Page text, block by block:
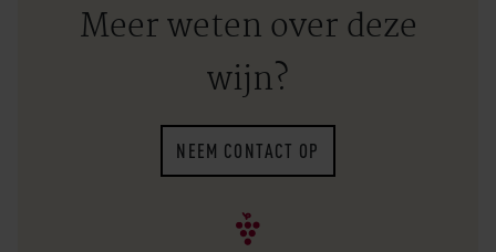
Meer weten over deze
wijn?
NEEM CONTACT OP